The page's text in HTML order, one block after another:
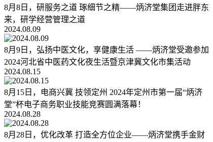
8月8日，研服务之道 琢细节之精——炳济堂集团走进胖东
来，研学经营管理之道
2024.08.09
8月9日，弘扬中医文化，享健康生活 ——炳济堂受邀参加
2024河北省中医药文化夜生活暨京津冀文化市集活动
2024.08.15
8月15日，电商兴冀 技领定州 2024年定州市第一届“炳济
堂”杯电子商务职业技能竞赛圆满落幕！
2024.08.28
8月28日，优化改革 打造全方位企业——炳济堂携手金财